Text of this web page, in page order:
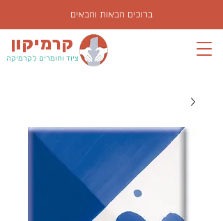
ברוכים הבאות והבאים
קרמיקון
ציוד וחומרים לקרמיקה